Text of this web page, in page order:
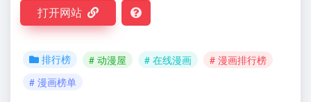
打开网站
排行榜 # 动漫屋 # 在线漫画
# 漫画排行榜
# 漫画榜单